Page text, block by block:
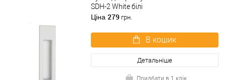
SDH-2 White білі
Ціна 279 грн.
В кошик
Детальніше